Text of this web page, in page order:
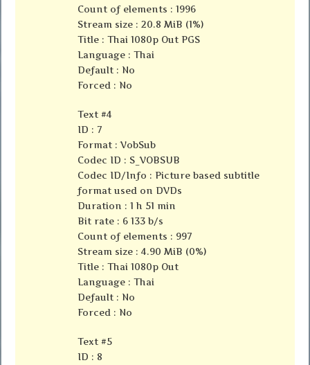
Count of elements : 1996
Stream size : 20.8 MiB (1%)
Title : Thai 1080p Out PGS
Language : Thai
Default : No
Forced : No
Text #4
ID : 7
Format : VobSub
Codec ID : S_VOBSUB
Codec ID/Info : Picture based subtitle
format used on DVDs
Duration : 1 h 51 min
Bit rate : 6 133 b/s
Count of elements : 997
Stream size : 4.90 MiB (0%)
Title : Thai 1080p Out
Language : Thai
Default : No
Forced : No
Text #5
ID : 8